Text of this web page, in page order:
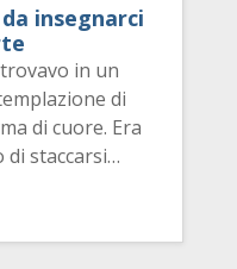
insegnarci
in un
di
di cuore. Era
di staccarsi…